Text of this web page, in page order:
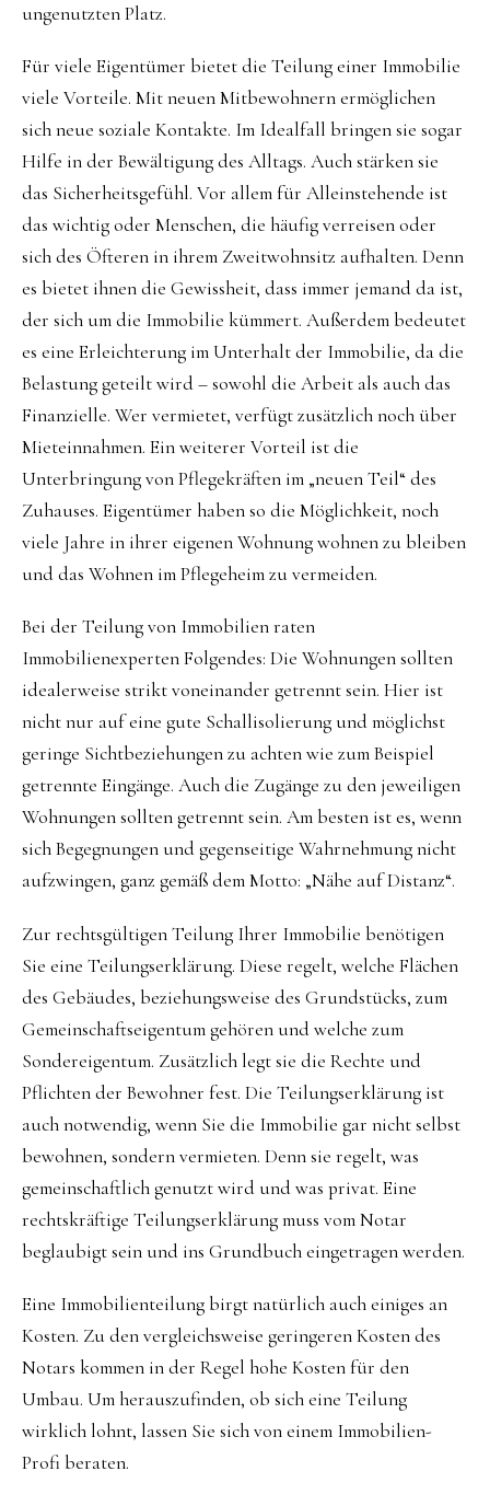
ungenutzten Platz.
Für viele Eigentümer bietet die Teilung einer Immobilie
viele Vorteile. Mit neuen Mitbewohnern ermöglichen
sich neue soziale Kontakte. Im Idealfall bringen sie sogar
Hilfe in der Bewältigung des Alltags. Auch stärken sie
das Sicherheitsgefühl. Vor allem für Alleinstehende ist
das wichtig oder Menschen, die häufig verreisen oder
sich des Öfteren in ihrem Zweitwohnsitz aufhalten. Denn
es bietet ihnen die Gewissheit, dass immer jemand da ist,
der sich um die Immobilie kümmert. Außerdem bedeutet
es eine Erleichterung im Unterhalt der Immobilie, da die
Belastung geteilt wird – sowohl die Arbeit als auch das
Finanzielle. Wer vermietet, verfügt zusätzlich noch über
Mieteinnahmen. Ein weiterer Vorteil ist die
Unterbringung von Pflegekräften im „neuen Teil“ des
Zuhauses. Eigentümer haben so die Möglichkeit, noch
viele Jahre in ihrer eigenen Wohnung wohnen zu bleiben
und das Wohnen im Pflegeheim zu vermeiden.
Bei der Teilung von Immobilien raten
Immobilienexperten Folgendes: Die Wohnungen sollten
idealerweise strikt voneinander getrennt sein. Hier ist
nicht nur auf eine gute Schallisolierung und möglichst
geringe Sichtbeziehungen zu achten wie zum Beispiel
getrennte Eingänge. Auch die Zugänge zu den jeweiligen
Wohnungen sollten getrennt sein. Am besten ist es, wenn
sich Begegnungen und gegenseitige Wahrnehmung nicht
aufzwingen, ganz gemäß dem Motto: „Nähe auf Distanz“.
Zur rechtsgültigen Teilung Ihrer Immobilie benötigen
Sie eine Teilungserklärung. Diese regelt, welche Flächen
des Gebäudes, beziehungsweise des Grundstücks, zum
Gemeinschaftseigentum gehören und welche zum
Sondereigentum. Zusätzlich legt sie die Rechte und
Pflichten der Bewohner fest. Die Teilungserklärung ist
auch notwendig, wenn Sie die Immobilie gar nicht selbst
bewohnen, sondern vermieten. Denn sie regelt, was
gemeinschaftlich genutzt wird und was privat. Eine
rechtskräftige Teilungserklärung muss vom Notar
beglaubigt sein und ins Grundbuch eingetragen werden.
Eine Immobilienteilung birgt natürlich auch einiges an
Kosten. Zu den vergleichsweise geringeren Kosten des
Notars kommen in der Regel hohe Kosten für den
Umbau. Um herauszufinden, ob sich eine Teilung
wirklich lohnt, lassen Sie sich von einem Immobilien-
Profi beraten.